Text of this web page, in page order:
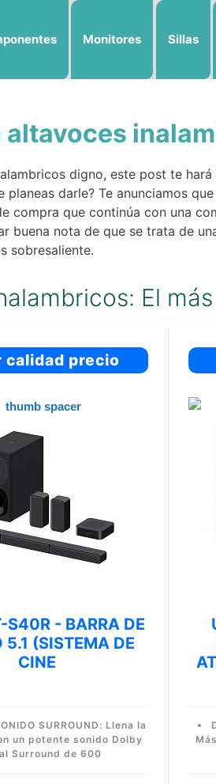
Monitores Sillas
altavoces
digno, este post te
darle? Te anunciamos
compra que continúa con una
buena nota de que se trata de
sobresaliente.
El
calidad precio
S40R - BARRA DE
5.1 (SISTEMA DE
CINE
SURROUND: Llena la
un potente sonido Dolby
Surround de 600